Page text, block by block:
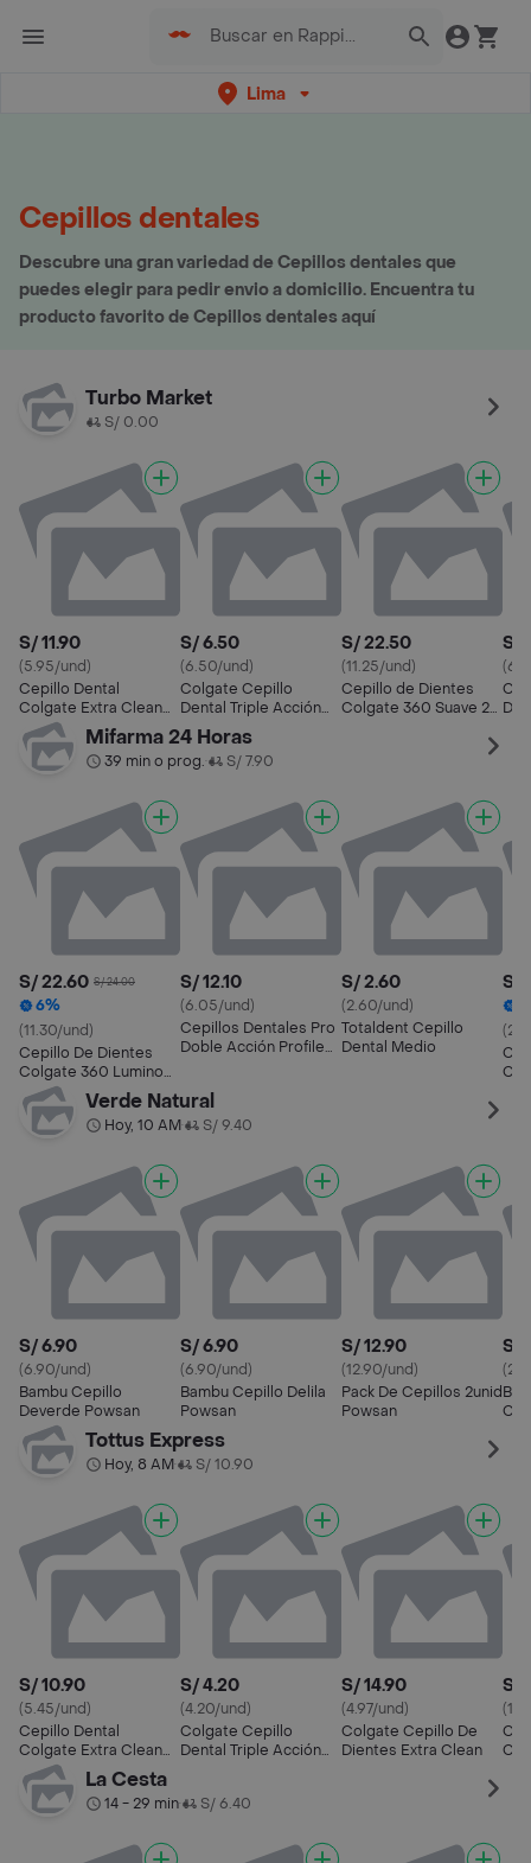
Lima
Cepillos dentales
Descubre una gran variedad de Cepillos dentales que
puedes elegir para pedir envio a domicilio. Encuentra tu
producto favorito de Cepillos dentales aquí
Turbo Market
S/ 0.00
S/ 11.90
(5.95/und)
Cepillo Dental
Colgate Extra Clean
Firme Doble Acción x
2und
S/ 6.50
(6.50/und)
Colgate Cepillo
Dental Triple Acción
Medio
S/ 22.50
(11.25/und)
Cepillo de Dientes
Colgate 360 Suave 2
S/
Mifarma 24 Horas
39 min o prog.• S/ 7.90
S/ 22.60 S/ 24.00
6%
(11.30/und)
Cepillo De Dientes
Colgate 360 Luminous
White Medio x2und
S/ 12.10
(6.05/und)
Cepillos Dentales Pro
Doble Acción Profile
S/ 2.60
(2.60/und)
Totaldent Cepillo
Dental Medio
S/
Verde Natural
Hoy, 10 AM• S/ 9.40
S/ 6.90
(6.90/und)
Bambu Cepillo
Deverde Powsan
S/ 6.90
(6.90/und)
Bambu Cepillo Delila
Powsan
S/ 12.90
(12.90/und)
Pack De Cepillos 2unid
Powsan
S/
Tottus Express
Hoy, 8 AM• S/ 10.90
S/ 10.90
(5.45/und)
Cepillo Dental
Colgate Extra Clean
Firme Doble Acción x
2und
S/ 4.20
(4.20/und)
Colgate Cepillo
Dental Triple Acción
S/ 14.90
(4.97/und)
Colgate Cepillo De
Dientes Extra Clean
S/
La Cesta
14 - 29 min• S/ 6.40